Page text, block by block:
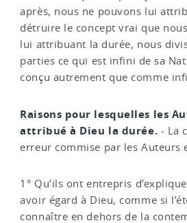
après, nous ne pouvons lui
détruire le concept vrai que
lui attribuant la durée, nous
parties ce qui est infini de sa
conçu autrement que comme
Raisons pour lesquelles les
attribué à Dieu la durée. - La
erreur commise par les Auteurs
1° Qu’ils ont entrepris
avoir égard à Dieu, comme si
connaître en dehors de la